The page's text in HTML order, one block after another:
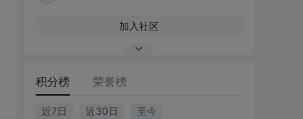
加入社区
积分榜 荣誉榜
近7日 近30日 至今